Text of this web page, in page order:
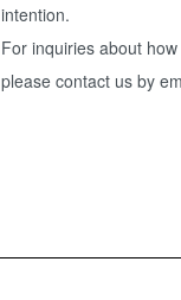
intention.
For inquiries about
please contact us by